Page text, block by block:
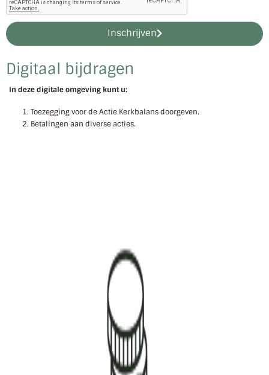
Digitaal bijdragen
In deze digitale omgeving kunt u:
Toezegging voor de Actie Kerkbalans doorgeven.
Betalingen aan diverse acties.
Inschrijven